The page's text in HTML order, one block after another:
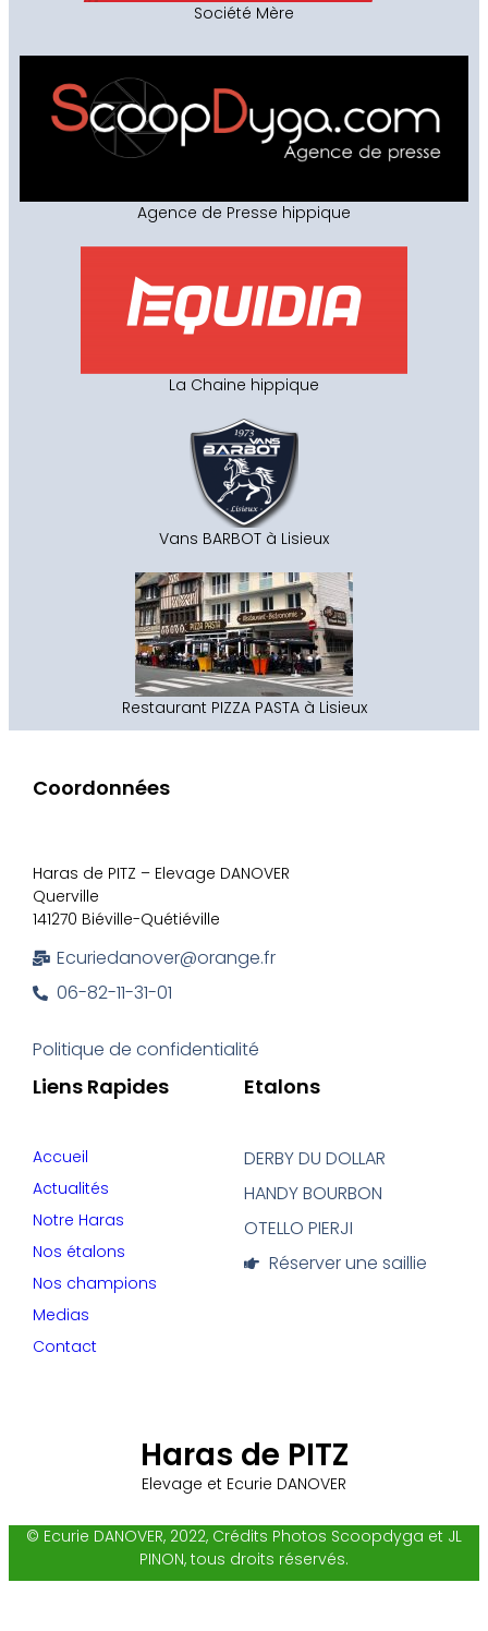
Société Mère
Agence de Presse hippique
La Chaine hippique
Vans BARBOT à Lisieux
Restaurant PIZZA PASTA à Lisieux
Haras de PITZ
Elevage et Ecurie DANOVER
Etalons
DERBY DU DOLLAR
HANDY BOURBON
OTELLO PIERJI
Réserver une saillie
Liens Rapides
Accueil
Actualités
Notre Haras
Nos étalons
Nos champions
Medias
Contact
Coordonnées
Haras de PITZ – Elevage DANOVER
Querville
141270 Biéville-Quétiéville
Ecuriedanover@orange.fr
06-82-11-31-01
Politique de confidentialité
© Ecurie DANOVER, 2022, Crédits Photos Scoopdyga et JL
PINON, tous droits réservés.